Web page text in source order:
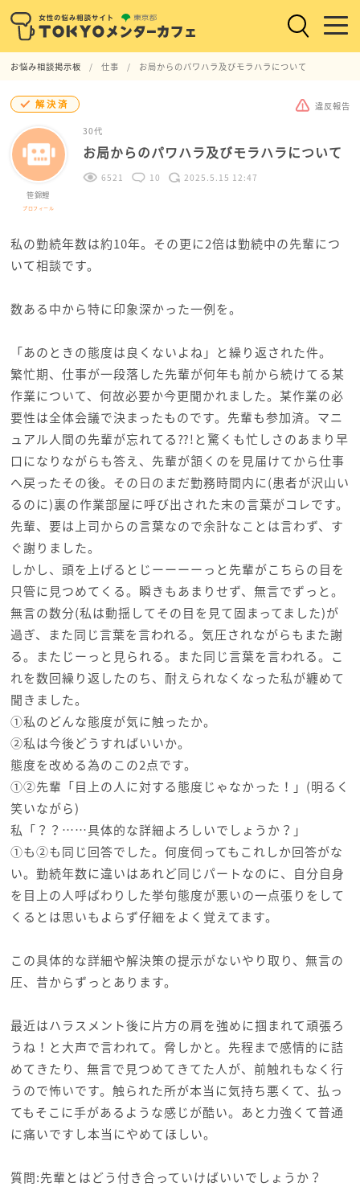
お悩み相談掲示板 仕事 お局からのパワハラ及びモラハラについて
解決済 違反報告
笹錦鯉
プロフィール
30代
お局からのパワハラ及びモラハラについて
6521 10 2025.5.15 12:47
私の勤続年数は約10年。その更に2倍は勤続中の先輩につ
いて相談です。
数ある中から特に印象深かった一例を。
「あのときの態度は良くないよね」と繰り返された件。
繁忙期、仕事が一段落した先輩が何年も前から続けてる某
作業について、何故必要か今更聞かれました。某作業の必
要性は全体会議で決まったものです。先輩も参加済。マニ
ュアル人間の先輩が忘れてる⁇!と驚くも忙しさのあまり早
口になりながらも答え、先輩が頷くのを見届けてから仕事
へ戻ったその後。その日のまだ勤務時間内に(患者が沢山い
るのに)裏の作業部屋に呼び出された末の言葉がコレです。
先輩、要は上司からの言葉なので余計なことは言わず、す
ぐ謝りました。
しかし、頭を上げるとじーーーーっと先輩がこちらの目を
只管に見つめてくる。瞬きもあまりせず、無言でずっと。
無言の数分(私は動揺してその目を見て固まってました)が
過ぎ、また同じ言葉を言われる。気圧されながらもまた謝
る。またじーっと見られる。また同じ言葉を言われる。こ
れを数回繰り返したのち、耐えられなくなった私が纏めて
聞きました。
①私のどんな態度が気に触ったか。
②私は今後どうすればいいか。
態度を改める為のこの2点です。
①②先輩「目上の人に対する態度じゃなかった！」(明るく
笑いながら)
私「？？……具体的な詳細よろしいでしょうか？」
①も②も同じ回答でした。何度伺ってもこれしか回答がな
い。勤続年数に違いはあれど同じパートなのに、自分自身
を目上の人呼ばわりした挙句態度が悪いの一点張りをして
くるとは思いもよらず仔細をよく覚えてます。
この具体的な詳細や解決策の提示がないやり取り、無言の
圧、昔からずっとあります。
最近はハラスメント後に片方の肩を強めに掴まれて頑張ろ
うね！と大声で言われて。脅しかと。先程まで感情的に詰
めてきたり、無言で見つめてきてた人が、前触れもなく行
うので怖いです。触られた所が本当に気持ち悪くて、払っ
てもそこに手があるような感じが酷い。あと力強くて普通
に痛いですし本当にやめてほしい。
質問:先輩とはどう付き合っていけばいいでしょうか？